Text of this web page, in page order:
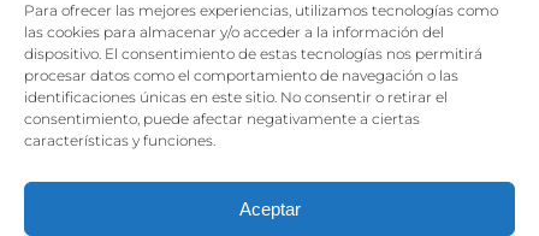
Para ofrecer las mejores experiencias, utilizamos tecnologías como
las cookies para almacenar y/o acceder a la información del
dispositivo. El consentimiento de estas tecnologías nos permitirá
procesar datos como el comportamiento de navegación o las
identificaciones únicas en este sitio. No consentir o retirar el
consentimiento, puede afectar negativamente a ciertas
características y funciones.
Aceptar
El empleo, la gran llave para una vida
independiente: Fundación Dfa reclama un
impulso decidido a la inclusión laboral de las
personas con discapacidad
Clown, circo y magia: el Jardín de las Artes
de julio con su segundo “Festival